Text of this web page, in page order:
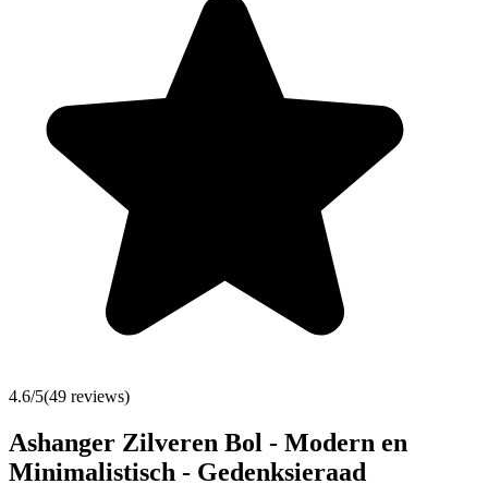
4.6/5(49 reviews)
Ashanger Zilveren Bol - Modern en
Minimalistisch - Gedenksieraad